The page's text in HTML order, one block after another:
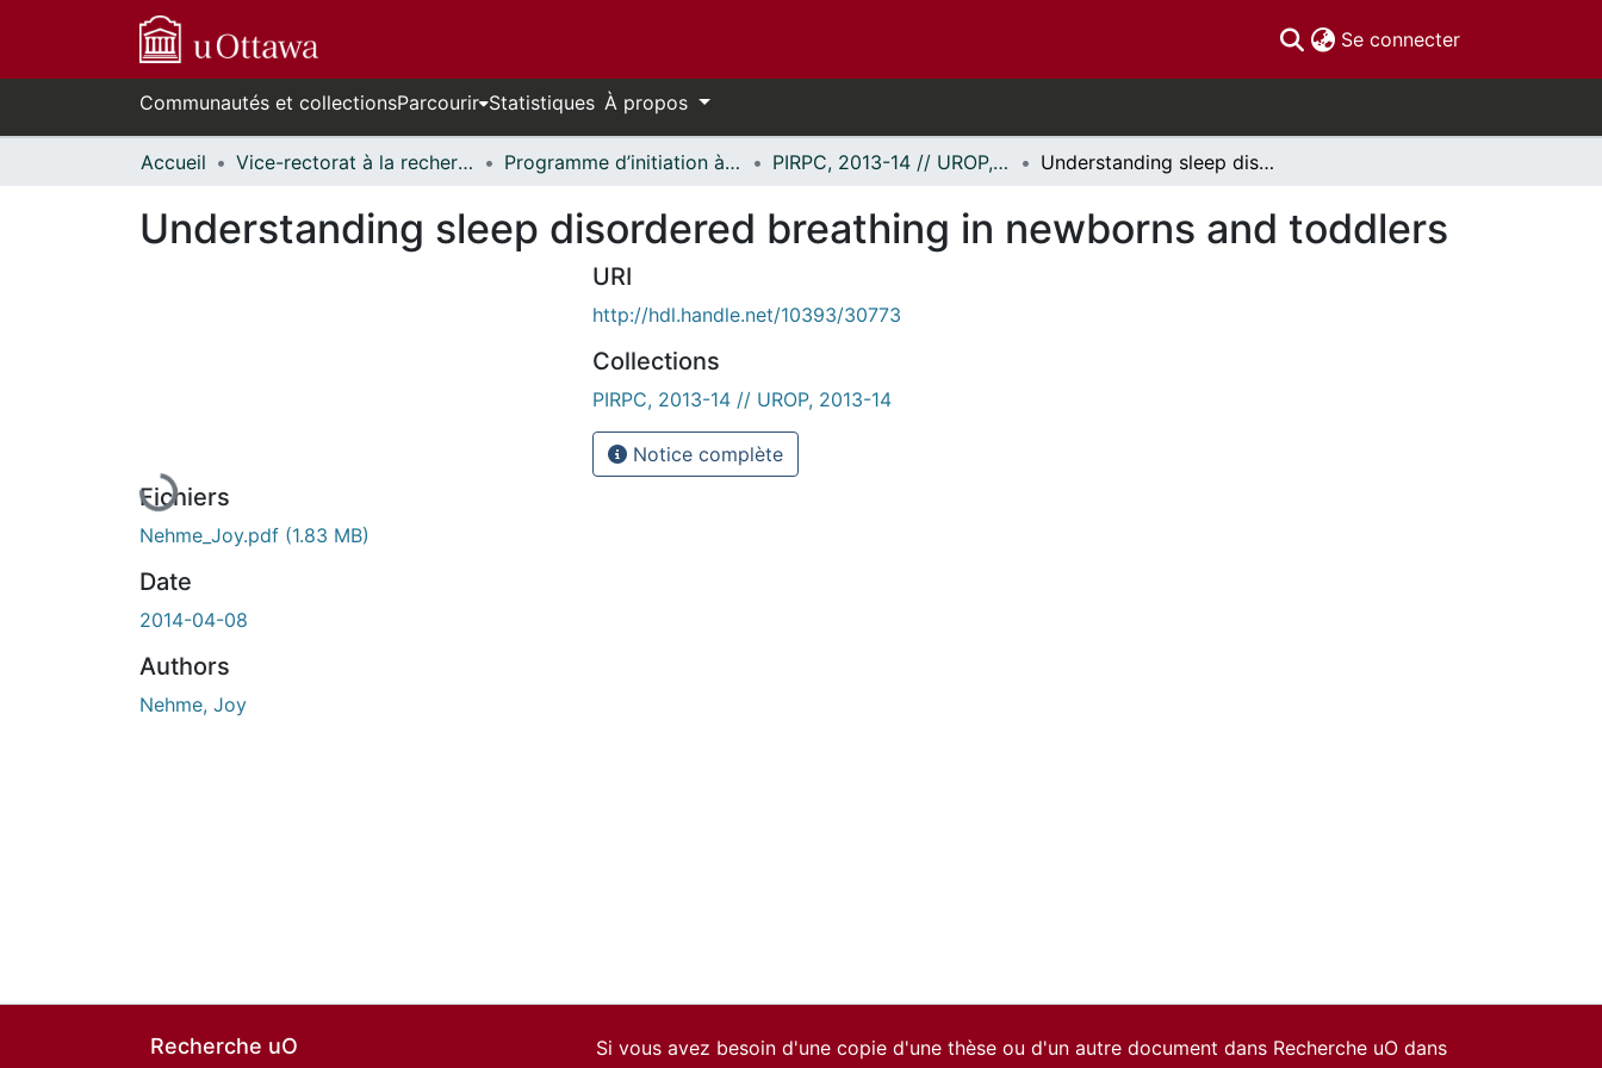
Se connecter(current)
Communautés et collectionsParcourir Statistiques À propos
Accueil Vice-rectorat à la recherche // Office of the V-P, Research Programme d’initiation à la recherche au premier cycle (PIRPC) // Undergraduate Research Opportunity Program (UROP) PIRPC, 2013-14 // UROP, 2013-14 Understanding sleep disordered breathing in newborns and toddlers
Understanding sleep disordered breathing in newborns and toddlers
En cours de chargement...
Fichiers
Nehme_Joy.pdf (1.83 MB)
Date
2014-04-08
Authors
Nehme, Joy
URI
http://hdl.handle.net/10393/30773
Collections
PIRPC, 2013-14 // UROP, 2013-14
Notice complète
Recherche uO
Si vous avez besoin d'une copie d'une thèse ou d'un autre document dans Recherche uO dans